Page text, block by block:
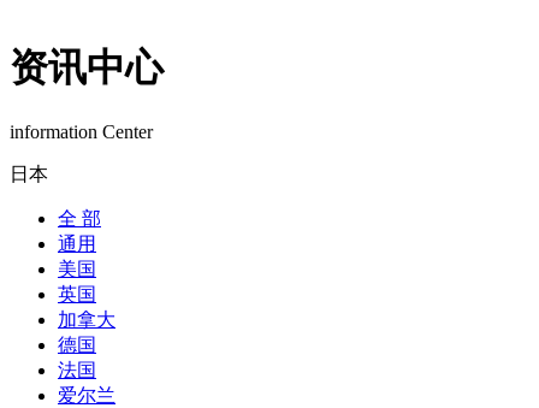
资讯中心
information Center
日本
全 部
通用
美国
英国
加拿大
德国
法国
爱尔兰